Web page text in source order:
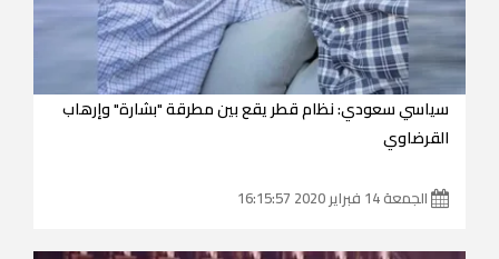
سياسي سعودي: نظام قطر يقع بين مطرقة "بشارة" وإرهاب
القرضاوي
الجمعة 14 فبراير 2020 16:15:57